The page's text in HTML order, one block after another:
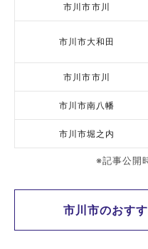
市川市市川
市川市大和田
市川市市川
市川市南八幡
市川市堀之内
※記事公開
市川市のおす